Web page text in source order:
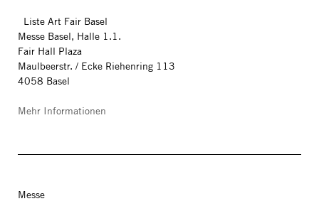
Liste Art Fair Basel
Messe Basel, Halle 1.1.
Fair Hall Plaza
Maulbeerstr. / Ecke Riehenring 113
4058 Basel
Mehr Informationen
Messe